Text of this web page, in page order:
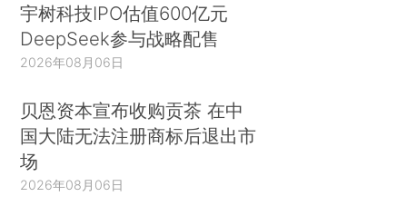
宇树科技IPO估值600亿元
DeepSeek参与战略配售
2026年08月06日
贝恩资本宣布收购贡茶 在中
国大陆无法注册商标后退出市
场
2026年08月06日